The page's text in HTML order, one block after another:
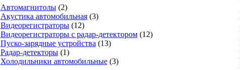
Автомагнитолы (2)
Акустика автомобильная (3)
Видеорегистраторы (12)
Видеорегистраторы с радар-детектором (12)
Пуско-зарядные устройства (13)
Радар-детекторы (1)
Холодильники автомобильные (3)